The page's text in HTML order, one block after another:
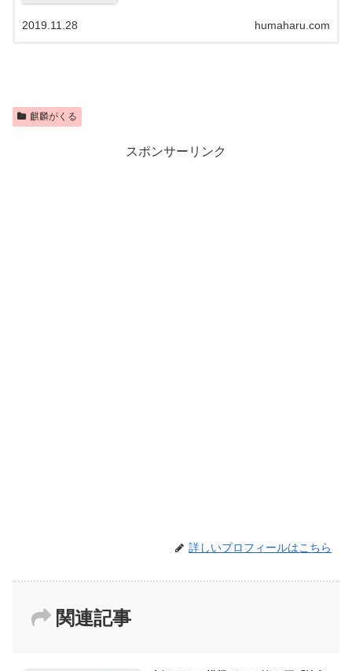
humaharu.com
2019.11.28
麒麟がくる
スポンサーリンク
詳しいプロフィールはこちら
関連記事